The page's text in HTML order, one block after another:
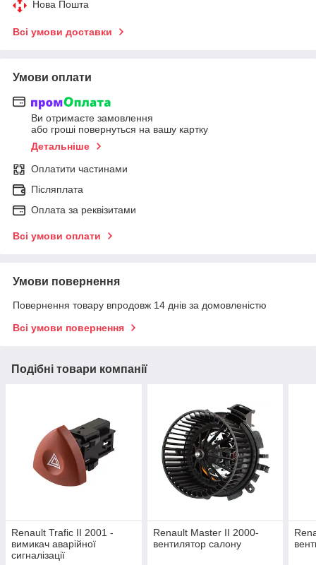
Нова Пошта
Всі умови доставки
Умови оплати
Ви отримаєте замовлення
або гроші повернуться на вашу картку
Детальніше
Оплатити частинами
Післяплата
Оплата за реквізитами
Всі умови оплати
Умови повернення
Повернення товару впродовж 14 днів за домовленістю
Всі умови повернення
Подібні товари компанії
Renault Trafic II 2001 -
вимикач аварійної
сигналізації
Renault Master II 2000-
вентилятор салону